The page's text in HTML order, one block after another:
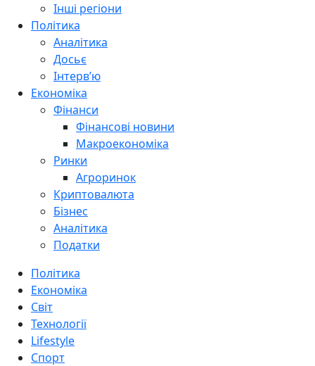
Інші регіони
Політика
Аналітика
Досьє
Інтерв’ю
Економіка
Фінанси
Фінансові новини
Макроекономіка
Ринки
Агроринок
Криптовалюта
Бізнес
Аналітика
Податки
Політика
Економіка
Світ
Технології
Lifestyle
Спорт